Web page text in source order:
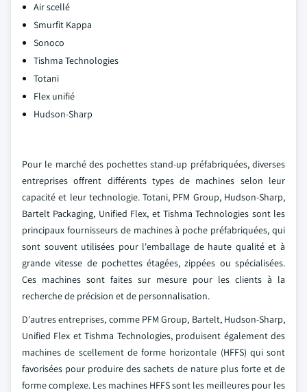
Air scellé
Smurfit Kappa
Sonoco
Tishma Technologies
Totani
Flex unifié
Hudson-Sharp
Pour le marché des pochettes stand-up préfabriquées, diverses
entreprises offrent différents types de machines selon leur
capacité et leur technologie. Totani, PFM Group, Hudson-Sharp,
Bartelt Packaging, Unified Flex, et Tishma Technologies sont les
principaux fournisseurs de machines à poche préfabriquées, qui
sont souvent utilisées pour l'emballage de haute qualité et à
grande vitesse de pochettes étagées, zippées ou spécialisées.
Ces machines sont faites sur mesure pour les clients à la
recherche de précision et de personnalisation.
D'autres entreprises, comme PFM Group, Bartelt, Hudson-Sharp,
Unified Flex et Tishma Technologies, produisent également des
machines de scellement de forme horizontale (HFFS) qui sont
favorisées pour produire des sachets de nature plus forte et de
forme complexe. Les machines HFFS sont les meilleures pour les